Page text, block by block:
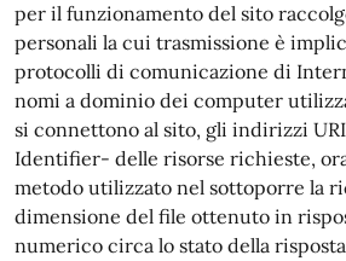
per il funzionamento del sito
personali la cui trasmissione è
protocolli di comunicazione di
nomi a dominio dei computer
si connettono al sito, gli indirizzi
Identifier- delle risorse richieste,
metodo utilizzato nel sottoporre la
dimensione del file ottenuto in
numerico circa lo stato della